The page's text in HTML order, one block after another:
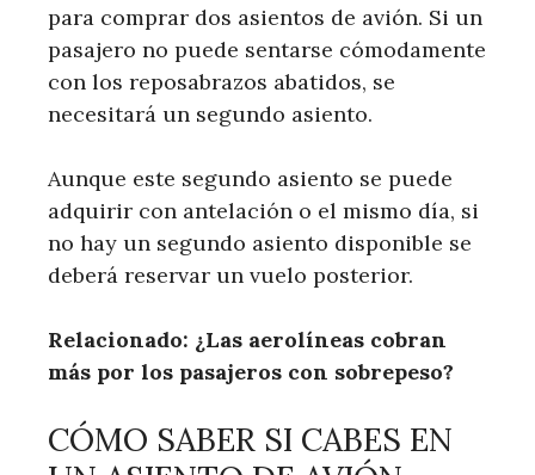
para comprar dos asientos de avión. Si un
pasajero no puede sentarse cómodamente
con los reposabrazos abatidos, se
necesitará un segundo asiento.
Aunque este segundo asiento se puede
adquirir con antelación o el mismo día, si
no hay un segundo asiento disponible se
deberá reservar un vuelo posterior.
Relacionado: ¿Las aerolíneas cobran
más por los pasajeros con sobrepeso?
CÓMO SABER SI CABES EN